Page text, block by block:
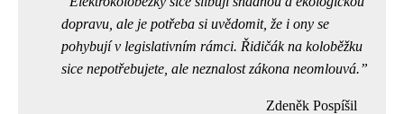
dopravu, ale je potřeba si uvědomit, že i ony se
pohybují v legislativním rámci. Řidičák na koloběžku
sice nepotřebujete, ale neznalost zákona neomlouvá.
Zdeněk Pospíšil